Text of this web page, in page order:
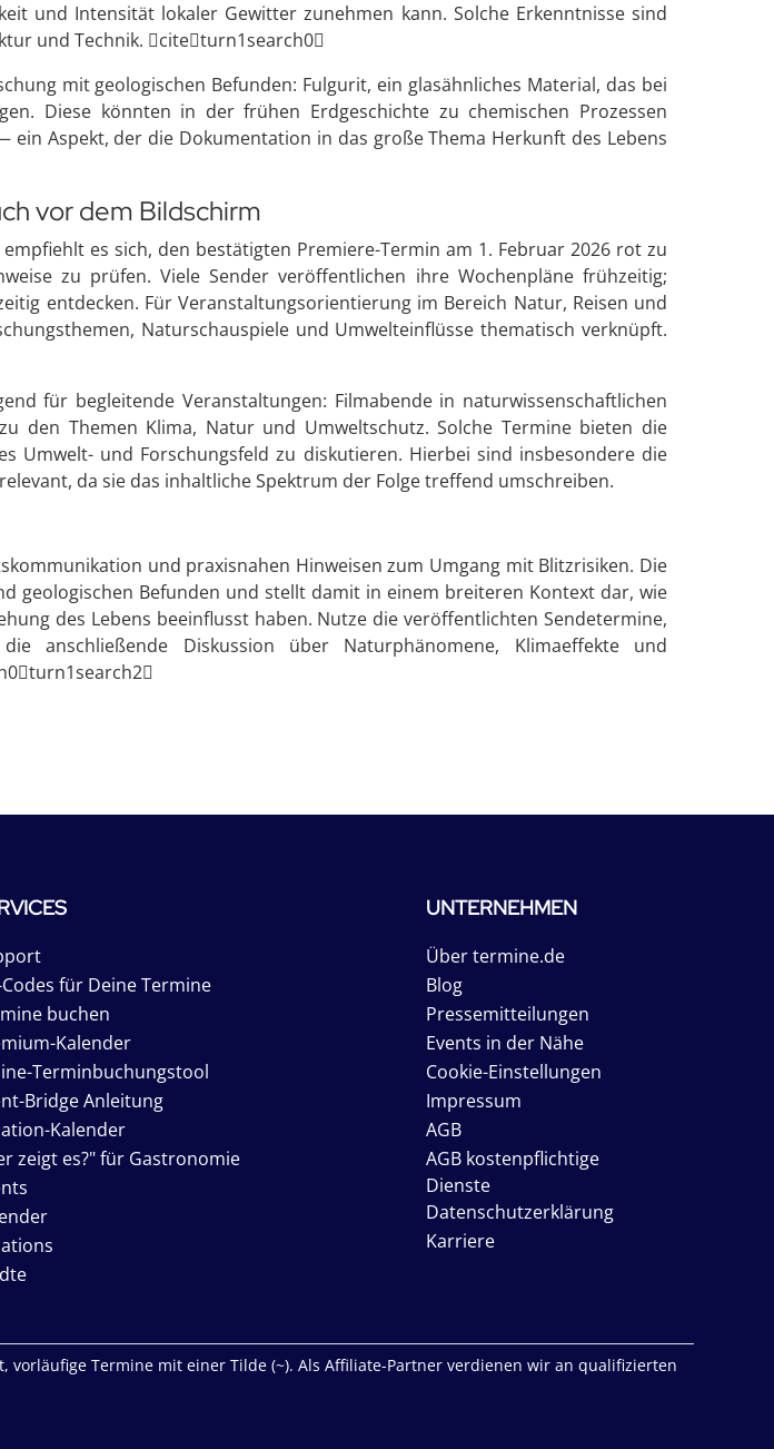
und Intensität lokaler Gewitter zunehmen kann. Solche Erkenntnisse sind
und Technik. citeturn1search0
mit geologischen Befunden: Fulgurit, ein glasähnliches Material, das bei
Diese könnten in der frühen Erdgeschichte zu chemischen Prozessen
Aspekt, der die Dokumentation in das große Thema Herkunft des Lebens
vor dem Bildschirm
es sich, den bestätigten Premiere-Termin am 1. Februar 2026 rot zu
zu prüfen. Viele Sender veröffentlichen ihre Wochenpläne frühzeitig;
entdecken. Für Veranstaltungsorientierung im Bereich Natur, Reisen und
Naturschauspiele und Umwelteinflüsse thematisch verknüpft.
für begleitende Veranstaltungen: Filmabende in naturwissenschaftlichen
den Themen Klima, Natur und Umweltschutz. Solche Termine bieten die
Umwelt- und Forschungsfeld zu diskutieren. Hierbei sind insbesondere die
da sie das inhaltliche Spektrum der Folge treffend umschreiben.
und praxisnahen Hinweisen zum Umgang mit Blitzrisiken. Die
geologischen Befunden und stellt damit in einem breiteren Kontext dar, wie
des Lebens beeinflusst haben. Nutze die veröffentlichten Sendetermine,
Diskussion über Naturphänomene, Klimaeffekte und
Codes für Deine Termine
buchen
Kalender
Terminbuchungstool
Bridge Anleitung
Kalender
zeigt es?" für Gastronomie
UNTERNEHMEN
Über termine.de
Blog
Pressemitteilungen
Events in der Nähe
Cookie-Einstellungen
Impressum
AGB
AGB kostenpflichtige
Dienste
Datenschutzerklärung
Karriere
Termine mit einer Tilde (~). Als Affiliate-Partner verdienen wir an qualifizierten